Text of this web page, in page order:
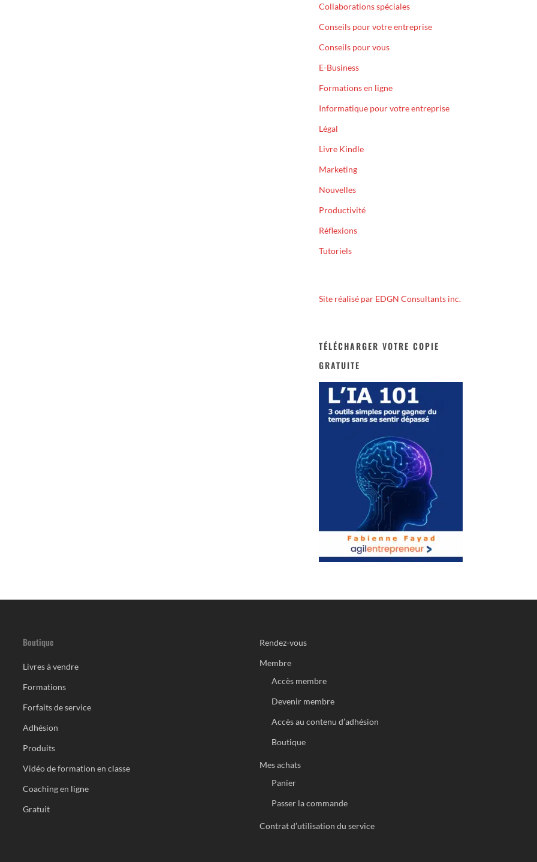
Collaborations spéciales
Conseils pour votre entreprise
Conseils pour vous
E-Business
Formations en ligne
Informatique pour votre entreprise
Légal
Livre Kindle
Marketing
Nouvelles
Productivité
Réflexions
Tutoriels
Site réalisé par EDGN Consultants inc.
TÉLÉCHARGER VOTRE COPIE
GRATUITE
Boutique
Livres à vendre
Formations
Forfaits de service
Adhésion
Produits
Vidéo de formation en classe
Coaching en ligne
Gratuit
Rendez-vous
Membre
Accès membre
Devenir membre
Accès au contenu d’adhésion
Boutique
Mes achats
Panier
Passer la commande
Contrat d’utilisation du service